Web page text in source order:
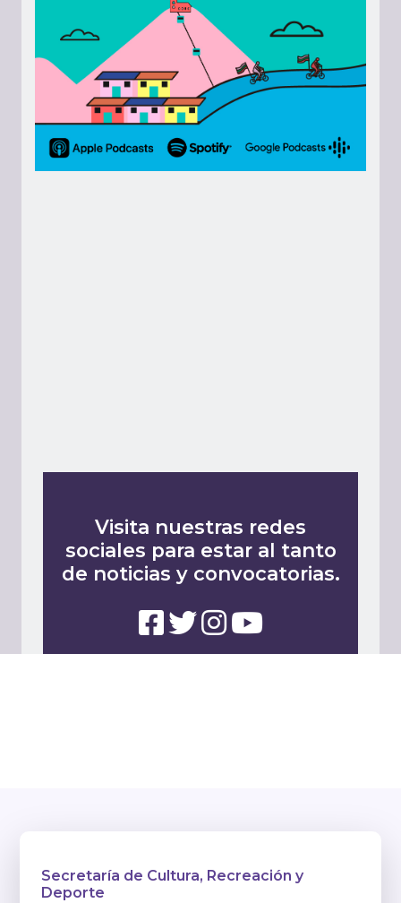
Visita nuestras redes
sociales para estar al tanto
de noticias y convocatorias.
Secretaría de Cultura, Recreación y
Deporte